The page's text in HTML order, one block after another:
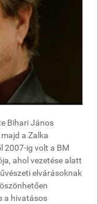
Bihari János
a Zalka
2007-ig volt a BM
ahol vezetése alatt
elvárásoknak
a hivatásos